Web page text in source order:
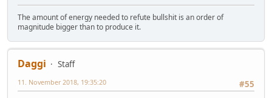
The amount of energy needed to refute bullshit is an order of
magnitude bigger than to produce it.
Daggi
Staff
#55
11. November 2018, 19:35:20